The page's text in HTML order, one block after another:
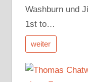
Washburn und
1st to…
weiter